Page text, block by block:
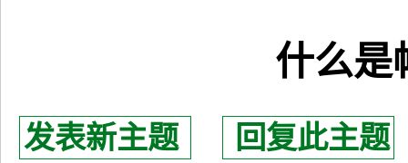
什么是
发表新主题 回复此主题